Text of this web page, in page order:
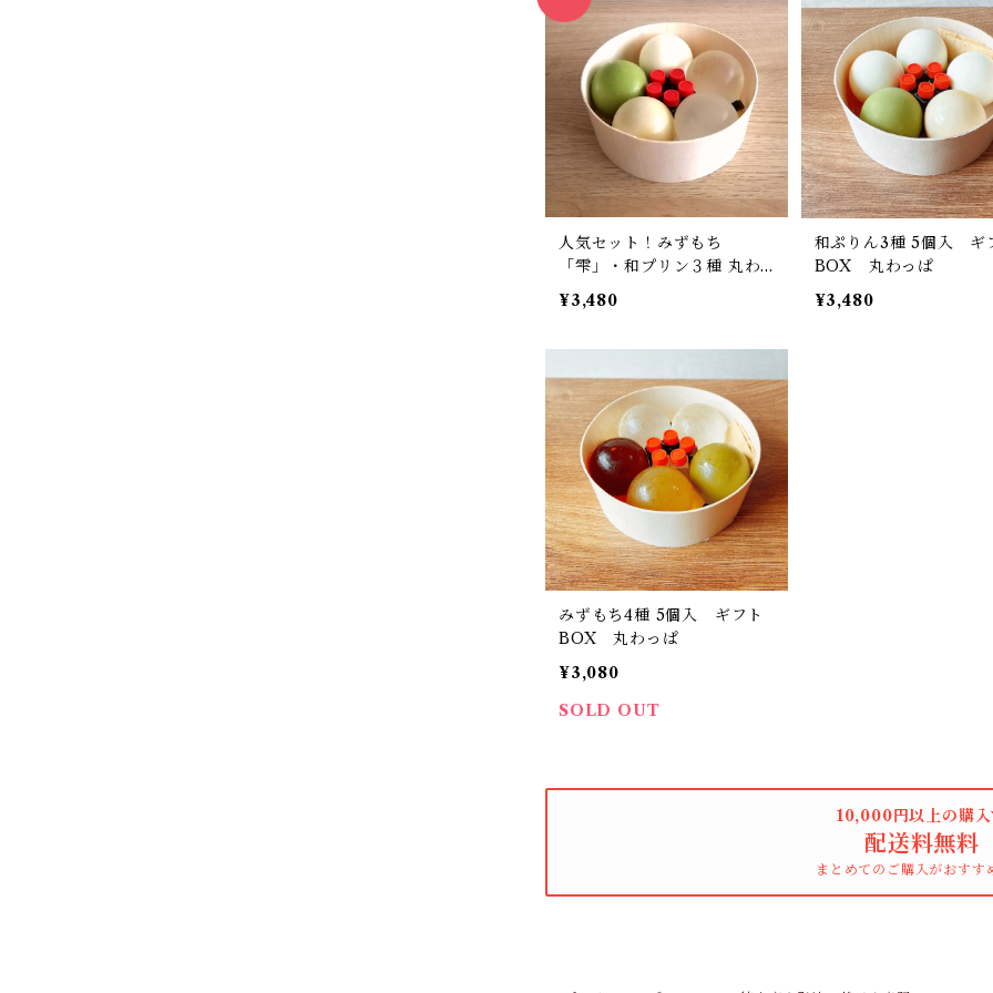
人気セット！みずもち
「雫」・和プリン３種 丸わ
っぱ
¥3,480
和ぷりん3種 5個入 ギ
BOX 丸わっぱ
¥3,480
みずもち4種 5個入 ギフト
BOX 丸わっぱ
¥3,080
SOLD OUT
10,000円以上の購入
配送料無料
まとめてのご購入がおすす